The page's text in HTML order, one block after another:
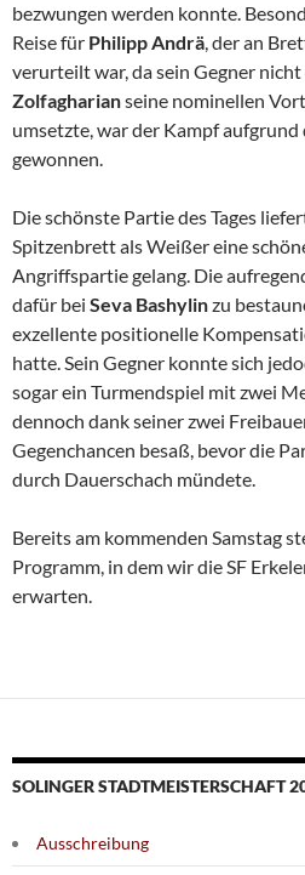
bezwungen werden konnte.
Reise für Philipp Andrä, der an
verurteilt war, da sein Gegner nicht
Zolfagharianseine nominellen
umsetzte, war der Kampf
gewonnen.
Die schönste Partie des Tages
Spitzenbrett als Weißer eine
Angriffspartie gelang. Die
dafür bei Seva Bashylinzu
exzellente positionelle
hatte. Sein Gegner konnte sich
sogar ein Turmendspiel mit zwei
dennoch dank seiner zwei
Gegenchancen besaß, bevor die
durch Dauerschach mündete.
Bereits am kommenden Samstag
Programm, in dem wir die SF
erwarten.
SOLINGER STADTMEISTERSCHAFT
Ausschreibung